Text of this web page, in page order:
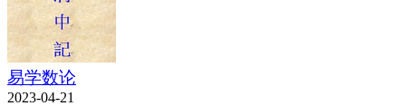
易学数论
2023-04-21